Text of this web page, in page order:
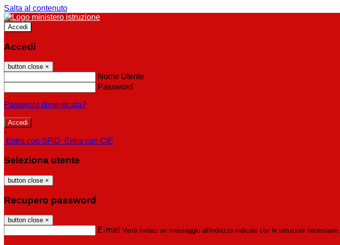
Salta al contenuto
Accedi
Accedi
button close ×
Nome Utente
Password
Password dimenticata?
-
Entra con SPID
Entra con CIE
Seleziona utente
button close ×
Recupero password
button close ×
E-mail Verrà inviato un messaggio all'indirizzo indicato con le istruzioni necessarie.